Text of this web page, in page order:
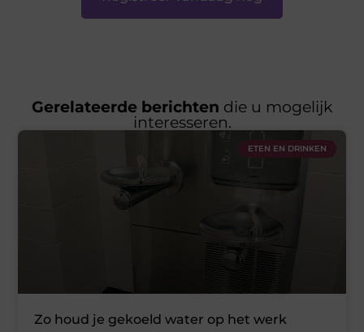
Gerelateerde berichten die u mogelijk
interesseren.
ETEN EN DRINKEN
Zo houd je gekoeld water op het werk